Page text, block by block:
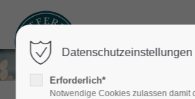
Login
Benutzername
Datenschutzeinstellungen
Erforderlich*
Notwendige Cookies zulassen damit